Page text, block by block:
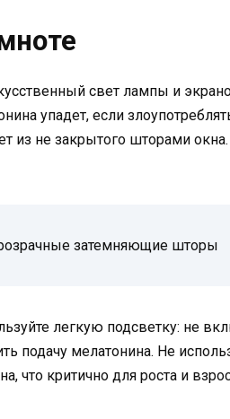
свет лампы и
упадет, если
из не закрытого шторами
затемняющие шторы
легкую подсветку: не
подачу мелатонина. Не
что критично для роста и